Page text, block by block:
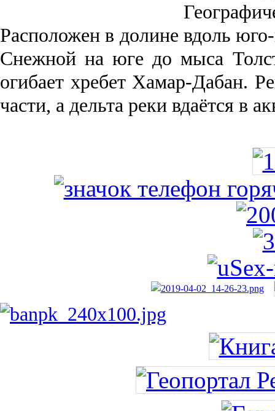
Рас­положен в долине вдоль
Снежной на юге до мыса
огибает хребет Хамар-Дабан.
части, а дельта реки вда­ётся в